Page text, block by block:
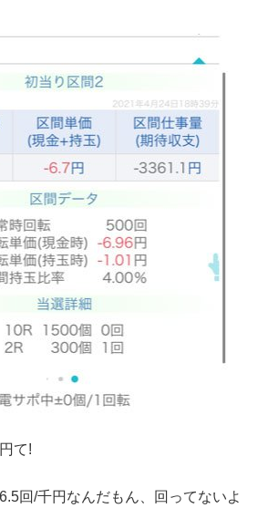
て!
回/千円なんだもん、回ってないよ